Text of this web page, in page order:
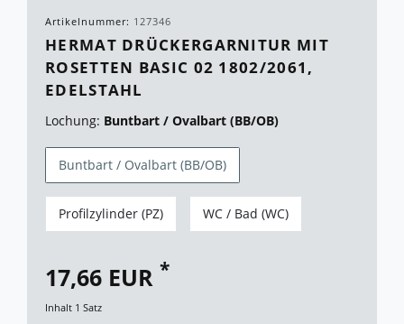
Artikelnummer: 127346
HERMAT DRÜCKERGARNITUR MIT
ROSETTEN BASIC 02 1802/2061,
EDELSTAHL
Lochung: Buntbart / Ovalbart (BB/OB)
Buntbart / Ovalbart (BB/OB)
Profilzylinder (PZ) WC / Bad (WC)
17,66 EUR *
Inhalt 1 Satz